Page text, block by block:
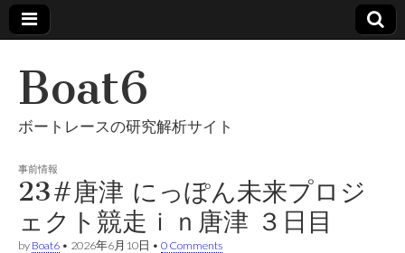
Boat6
ボートレースの研究解析サイト
事前情報
23#唐津 にっぽん未来プロジ
ェクト競走ｉｎ唐津 ３日目
by Boat6 • 2026年6月10日 • 0 Comments